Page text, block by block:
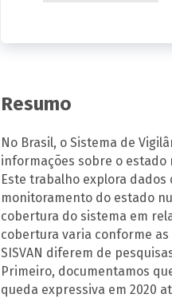
Resumo
No Brasil, o Sistema de
informações sobre o
Este trabalho explora
monitoramento do estado
cobertura do sistema em
cobertura varia conforme
SISVAN diferem de
Primeiro, documentamos
queda expressiva em 2020